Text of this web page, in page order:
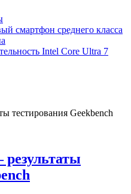
смартфон среднего класса
Intel Core Ultra 7